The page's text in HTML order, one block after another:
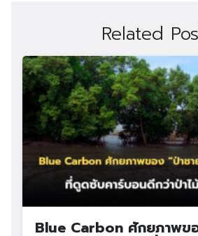
Related
Blue Carbon ศักยภาพข